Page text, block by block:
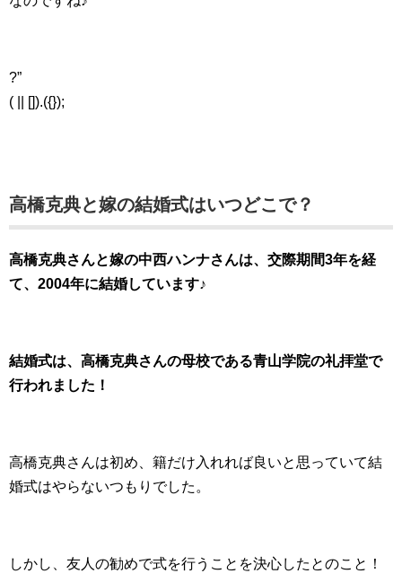
?”
( || []).({});
高橋克典と嫁の結婚式はいつどこで？
高橋克典さんと嫁の中西ハンナさんは、交際期間3年を経
て、2004年に結婚しています♪
結婚式は、高橋克典さんの母校である青山学院の礼拝堂で
行われました！
高橋克典さんは初め、籍だけ入れれば良いと思っていて結
婚式はやらないつもりでした。
しかし、友人の勧めで式を行うことを決心したとのこと！